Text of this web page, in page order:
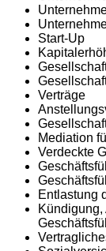
Start-Up
Verträge
Mediation
Verdeckte
Entlastung